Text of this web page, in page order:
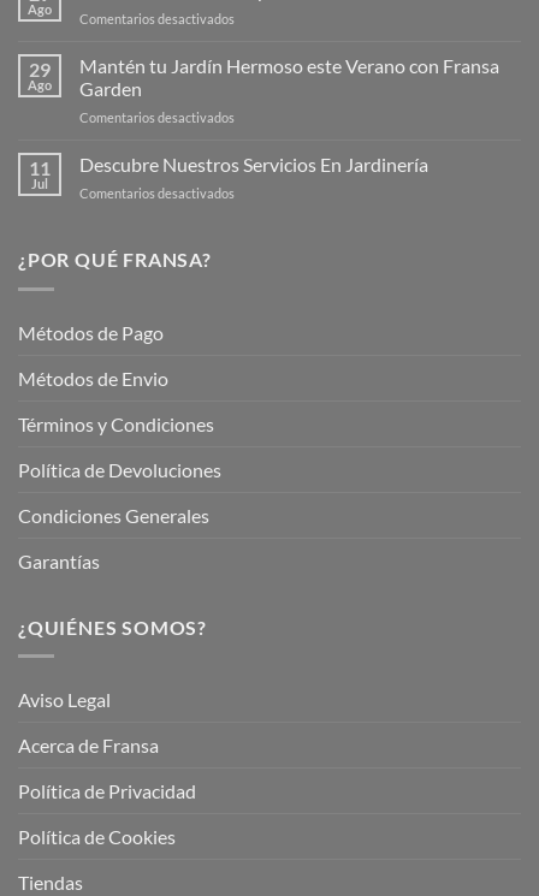
Nueva
de
Ago
Comentarios desactivados
de
Plantas
29
Ago
Mantén tu Jardín Hermoso este Verano con Fransa
Garden
Comentarios desactivados
tu
11
Jul
Descubre Nuestros Servicios En Jardinería
Comentarios desactivados
¿POR QUÉ FRANSA?
Métodos de Pago
Métodos de Envio
Términos y Condiciones
Política de Devoluciones
Condiciones Generales
Garantías
¿QUIÉNES SOMOS?
Aviso Legal
Acerca de Fransa
Política de Privacidad
Política de Cookies
Tiendas